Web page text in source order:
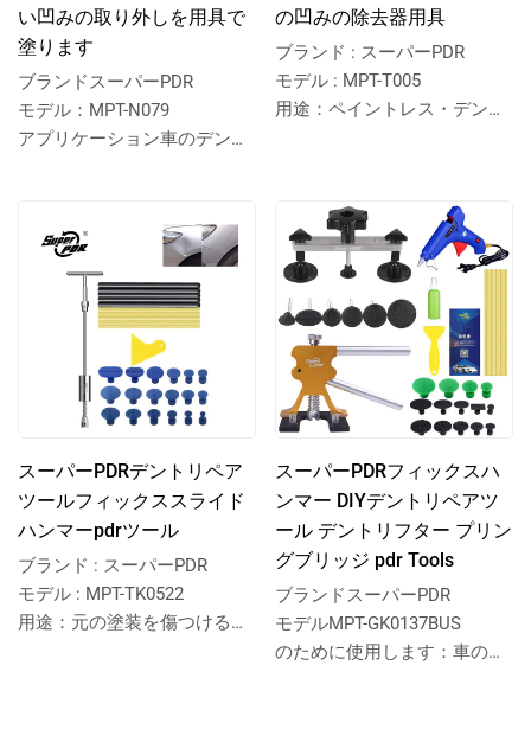
い凹みの取り外しを用具で
塗ります
ブランドスーパーPDR
モデル：MPT-N079
アプリケーション車のデント
の凹みの除去器用具
ブランド : スーパーPDR
モデル : MPT-T005
用途：ペイントレス・デント
スーパーPDRデントリペア
ツールフィックススライド
ハンマーpdrツール
ブランド : スーパーPDR
モデル : MPT-TK0522
用途：元の塗装を傷つけるこ
スーパーPDRフィックスハ
ンマー DIYデントリペアツ
ール デントリフター プリン
グブリッジ pdr Tools
ブランドスーパーPDR
モデルMPT-GK0137BUS
のために使用します：車のへ